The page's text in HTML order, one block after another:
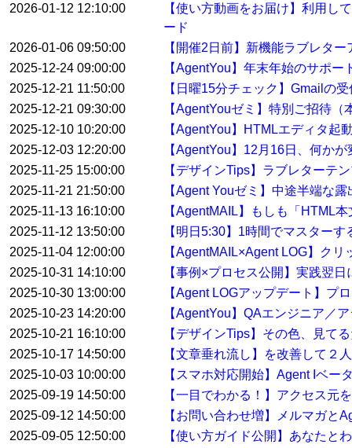
2026-01-12 12:10:00
【使い方動画をお届け】利用し
ード
2026-01-06 09:50:00
【開催2日前】新機能ラブレタ
2025-12-24 09:00:00
【AgentYou】年末年始のサポー
2025-12-21 11:50:00
【日曜15分チェック】Gmailの
2025-12-21 09:30:00
【AgentYouゼミ】特別ご招待
2025-12-10 10:20:00
【AgentYou】HTMLエディタ起
2025-12-03 12:20:00
【AgentYou】12月16日、何か
2025-11-25 15:00:00
【デザインTips】ラブレターテ
2025-11-21 21:50:00
【Agent Youゼミ】中途半端な
2025-11-13 16:10:00
【AgentMAIL】もしも「HTML
2025-11-12 13:50:00
【明日5:30】1時間でマスター
2025-11-04 12:00:00
【AgentMAIL×Agent LOG】ク
2025-10-31 14:10:00
【事例×プロセス公開】実践翌
2025-10-30 13:00:00
【Agent LOGアップデート】プ
2025-10-23 14:20:00
【AgentYou】QAエンジニア／
2025-10-21 16:10:00
【デザインTips】その色、見て
2025-10-17 14:50:00
【文章垂れ流し】を改善して２
2025-10-03 10:00:00
【スマホ対応開始】Agent Iベー
2025-09-19 14:50:00
【一目でわかる！】アクセス元
2025-09-12 14:50:00
【お問い合わせ増】メルマガと
2025-09-05 12:50:00
【使い方ガイド公開】あなたと